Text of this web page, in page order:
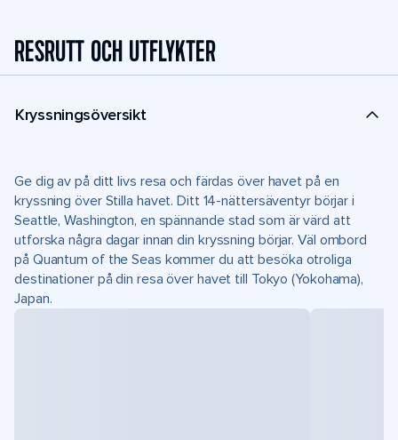
RESRUTT OCH UTFLYKTER
Kryssningsöversikt
Ge dig av på ditt livs resa och färdas över havet på en
kryssning över Stilla havet. Ditt 14-nättersäventyr börjar i
Seattle, Washington, en spännande stad som är värd att
utforska några dagar innan din kryssning börjar. Väl ombord
på Quantum of the Seas kommer du att besöka otroliga
destinationer på din resa över havet till Tokyo (Yokohama),
Japan.